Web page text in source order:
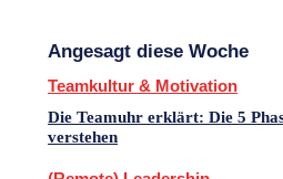
Angesagt diese Woche
Teamkultur & Motivation
Die Teamuhr erklärt: Die 5
verstehen